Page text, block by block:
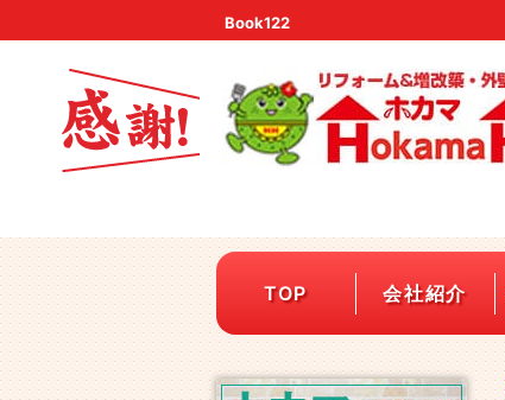
Book122
TOP 会社紹介